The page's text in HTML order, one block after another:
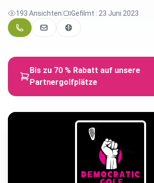
193 Ansichten Gefilmt : 23 Juni 2023
Bis zu 70 % Rabatt auf unsere
Partnergolfplätze